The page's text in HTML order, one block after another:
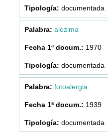
documentada
alozima
1970
documentada
fotoalergia
1939
documentada